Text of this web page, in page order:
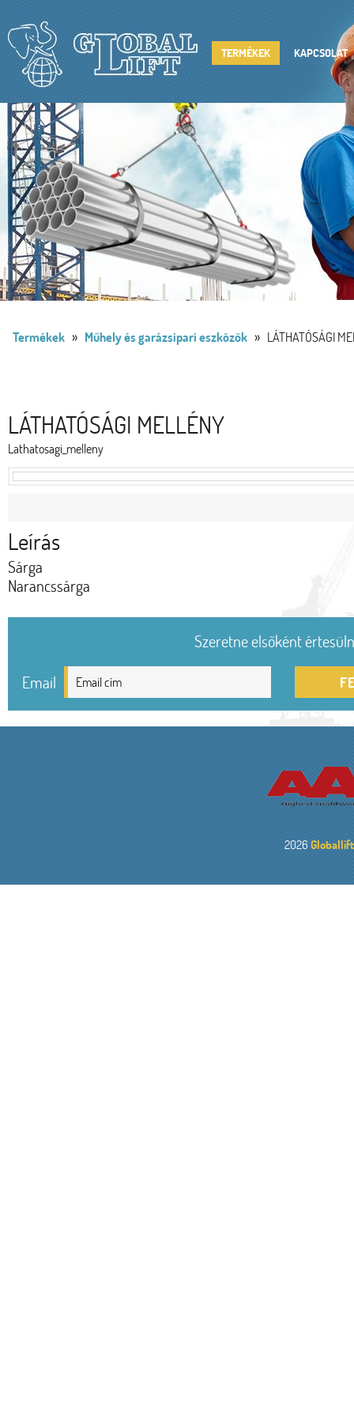
TERMÉKEK KAPCSOLAT
Termékek » Műhely és garázsipari eszközök » LÁTHATÓSÁGI
LÁTHATÓSÁGI MELLÉNY
Lathatosagi_melleny
Leírás
Sárga
Narancssárga
Szeretne elsőként
Email
2026